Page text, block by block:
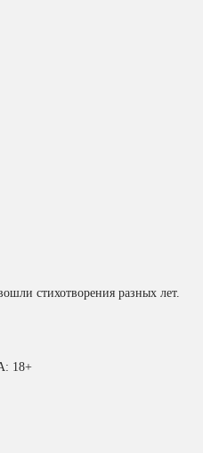
стихотворения разных лет.
18+